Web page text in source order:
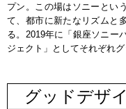
プン。この場はソニーとい
て、都市に新たなリズムと
る。2019年に「銀座ソニー
ジェクト」としてそれぞれ
グッドデザ